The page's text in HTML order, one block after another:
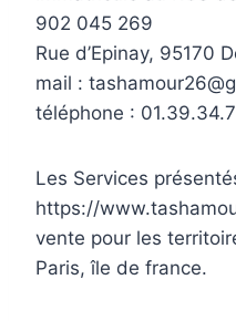
902 045 269
Rue d’Epinay, 95170
mail :
téléphone :
Les Services
https://
vente pour les
Paris, île de france.